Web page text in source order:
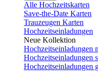
Alle Hochzeitskarten
Save-the-Date Karten
Trauzeugen Karten
Hochzeitseinladungen
Neue Kollektion
Hochzeitseinladungen
Hochzeitseinladungen
Hochzeitseinladungen